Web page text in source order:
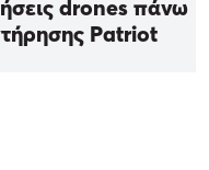
drones πάνω
Patriot